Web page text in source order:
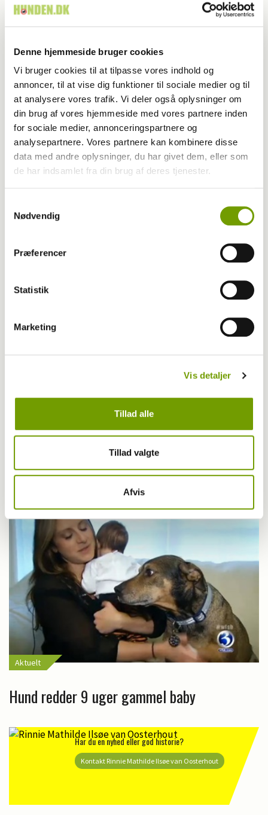
Denne hjemmeside bruger cookies
Vi bruger cookies til at tilpasse vores indhold og
annoncer, til at vise dig funktioner til sociale medier og til
at analysere vores trafik. Vi deler også oplysninger om
din brug af vores hjemmeside med vores partnere inden
for sociale medier, annonceringspartnere og
analysepartnere. Vores partnere kan kombinere disse
data med andre oplysninger, du har givet dem, eller som
de har indsamlet fra din brug af deres tjenester.
Nødvendig
Præferencer
Statistik
Marketing
Vis detaljer
Tillad alle
Tillad valgte
Afvis
Sådan laver du en god instagramkonto
Akupunktør, zoneterapeut og forfatter
Vivian Birlie ude med ny bog
Aktuelt
Hund redder 9 uger gammel baby
Har du en nyhed eller god historie?
Kontakt Rinnie Mathilde Ilsøe van Oosterhout